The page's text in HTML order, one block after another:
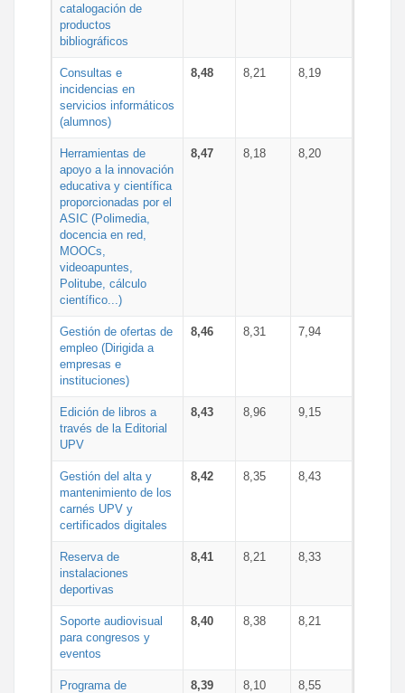
catalogación de
productos
bibliográficos
Consultas e
incidencias en
servicios informáticos
(alumnos)
8,48 8,21 8,19
Herramientas de
apoyo a la innovación
educativa y científica
proporcionadas por el
ASIC (Polimedia,
docencia en red,
MOOCs,
videoapuntes,
Politube, cálculo
científico...)
8,47 8,18 8,20
Gestión de ofertas de
empleo (Dirigida a
empresas e
instituciones)
8,46 8,31 7,94
Edición de libros a
través de la Editorial
UPV
8,43 8,96 9,15
Gestión del alta y
mantenimiento de los
carnés UPV y
certificados digitales
8,42 8,35 8,43
Reserva de
instalaciones
deportivas
8,41 8,21 8,33
Soporte audiovisual
para congresos y
eventos
8,40 8,38 8,21
Programa de
8,39 8,10 8,55